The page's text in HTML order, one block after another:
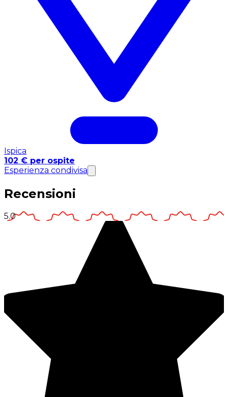
Ispica
102 € per ospite
Esperienza condivisa
Recensioni
5.0